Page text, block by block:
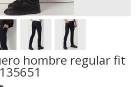
hombre regular fit